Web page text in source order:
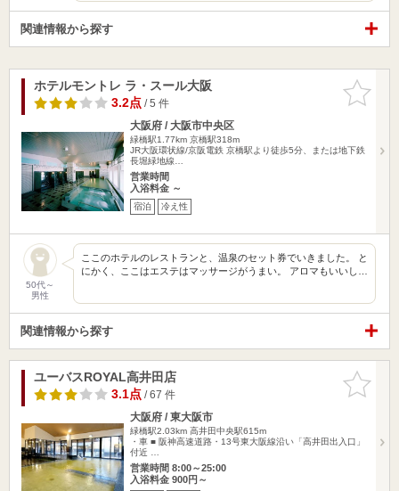
関連情報から探す
お気に入
りに追加
ホテルモントレ ラ・スール大阪
3.2点/ 5 件
大阪府 / 大阪市中央区
緑橋駅1.77km 京橋駅318m
JR大阪環状線/京阪電鉄 京橋駅より徒歩5分、または地下鉄
長堀緑地線…
営業時間
入浴料金 ～
宿泊 冷え性
50代～
男性
ここのホテルのレストランと、温泉のセット券でいきました。 と
にかく、ここはエステはマッサージがうまい。 アロマもいいし…
関連情報から探す
お気に入
りに追加
ユーバスROYAL高井田店
3.1点/ 67 件
大阪府 / 東大阪市
緑橋駅2.03km 高井田中央駅615m
・車 ■ 阪神高速道路・13号東大阪線沿い「高井田出入口」
付近 …
営業時間 8:00～25:00
入浴料金 900円～